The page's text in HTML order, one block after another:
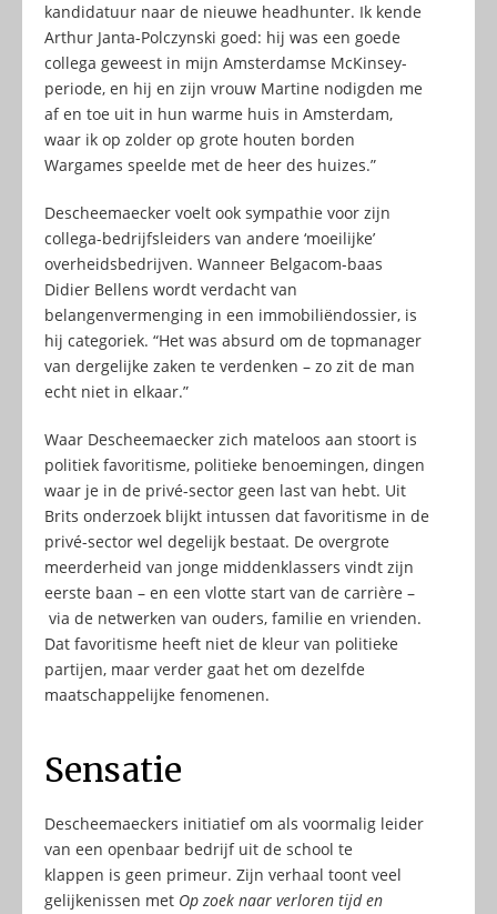
kandidatuur naar de nieuwe headhunter. Ik kende
Arthur Janta-Polczynski goed: hij was een goede
collega geweest in mijn Amsterdamse McKinsey-
periode, en hij en zijn vrouw Martine nodigden me
af en toe uit in hun warme huis in Amsterdam,
waar ik op zolder op grote houten borden
Wargames speelde met de heer des huizes.”
Descheemaecker voelt ook sympathie voor zijn
collega-bedrijfsleiders van andere ‘moeilijke’
overheidsbedrijven. Wanneer Belgacom-baas
Didier Bellens wordt verdacht van
belangenvermenging in een immobiliëndossier, is
hij categoriek. “Het was absurd om de topmanager
van dergelijke zaken te verdenken – zo zit de man
echt niet in elkaar.”
Waar Descheemaecker zich mateloos aan stoort is
politiek favoritisme, politieke benoemingen, dingen
waar je in de privé-sector geen last van hebt. Uit
Brits onderzoek blijkt intussen dat favoritisme in de
privé-sector wel degelijk bestaat. De overgrote
meerderheid van jonge middenklassers vindt zijn
eerste baan – en een vlotte start van de carrière –
via de netwerken van ouders, familie en vrienden.
Dat favoritisme heeft niet de kleur van politieke
partijen, maar verder gaat het om dezelfde
maatschappelijke fenomenen.
Sensatie
Descheemaeckers initiatief om als voormalig leider
van een openbaar bedrijf uit de school te
klappen is geen primeur. Zijn verhaal toont veel
gelijkenissen met Op zoek naar verloren tijd en